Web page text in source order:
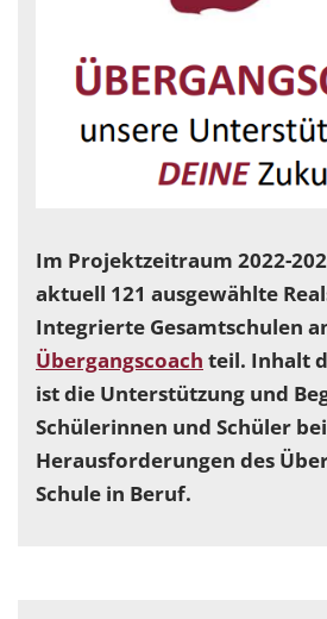
Im Projektzeitraum 2022-
aktuell 121 ausgewählte
Integrierte Gesamtschulen
Übergangscoach teil. Inhalt
ist die Unterstützung und
Schülerinnen und Schüler
Herausforderungen des
Schule in Beruf.